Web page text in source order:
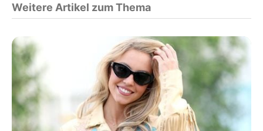
Weitere Artikel zum Thema